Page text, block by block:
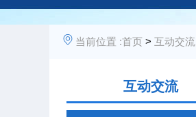
当前位置 :首页 > 互动交流
互动交流